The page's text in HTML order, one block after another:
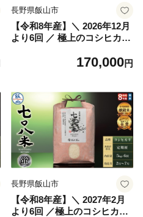
長野県飯山市
【令和8年産】＼ 2026年12月
より6回 ／ 極上のコシヒカリ
【蛍】定期便 5kg×6回 (By-0
170,000円
長野県飯山市
【令和8年産】＼ 2027年2月
より6回 ／極上のコシヒカリ